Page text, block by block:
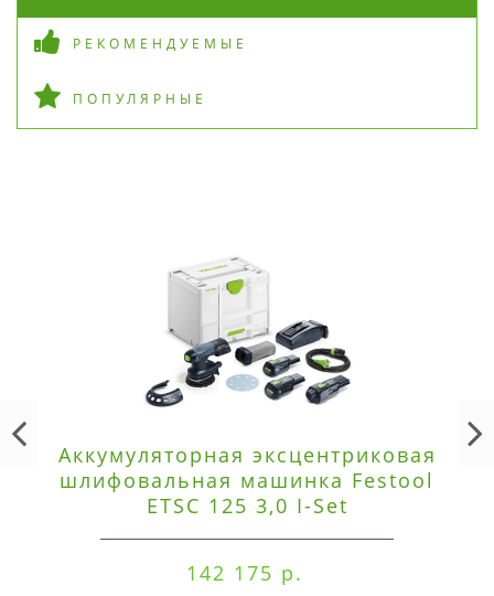
РЕКОМЕНДУЕМЫЕ
ПОПУЛЯРНЫЕ
Аккумуляторная эксцентриковая
шлифовальная машинка Festool
ETSC 125 3,0 I-Set
142 175 р.